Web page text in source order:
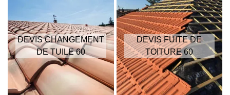
DEVIS CHANGEMENT
DE TUILE 60
DEVIS FUITE DE
TOITURE 60